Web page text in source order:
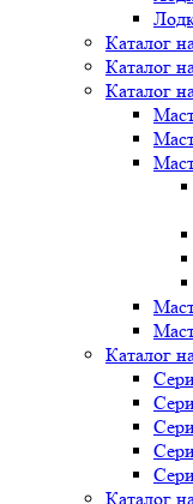
Каталог
Каталог
Каталог
Каталог
Каталог